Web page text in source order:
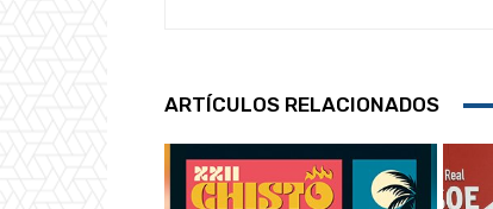
ARTÍCULOS RELACIONADOS